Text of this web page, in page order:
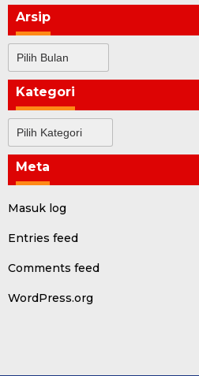
Arsip
Kategori
Meta
Masuk log
Entries feed
Comments feed
WordPress.org